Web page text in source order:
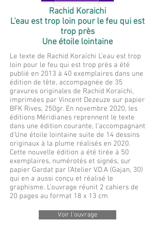
Rachid Koraichi
L'eau est trop loin pour le feu qui est
trop près
Une étoile lointaine
Le texte de Rachid Koraïchi L’eau est trop
loin pour le feu qui est trop près a été
publié en 2013 à 40 exemplaires dans une
édition de tête, accompagnée de 35
gravures originales de Rachid Koraïchi,
imprimées par Vincent Dezeuze sur papier
BFK Rives, 250gr. En novembre 2020, les
éditions Méridianes reprennent le texte
dans une édition courante, l’accompagnant
d’Une étoile lointaine suite de 14 dessins
originaux à la plume réalisés en 2020.
Cette nouvelle édition a été tirée à 50
exemplaires, numérotés et signés, sur
papier Gardat par l’Atelier V.D.A (Gajan, 30)
qui en a aussi conçu et réalisé le
graphisme. L’ouvrage réunit 2 cahiers de
20 pages au format 18 x 13 cm
Voir l'ouvrage